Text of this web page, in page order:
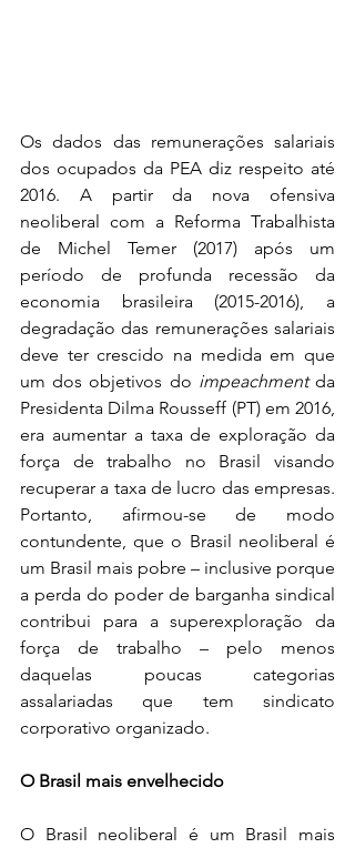
Os dados das remunerações salariais
dos ocupados da PEA diz respeito até
2016. A partir da nova ofensiva
neoliberal com a Reforma Trabalhista
de Michel Temer (2017) após um
período de profunda recessão da
economia brasileira (2015-2016), a
degradação das remunerações salariais
deve ter crescido na medida em que
um dos objetivos do impeachment da
Presidenta Dilma Rousseff (PT) em 2016,
era aumentar a taxa de exploração da
força de trabalho no Brasil visando
recuperar a taxa de lucro das empresas.
Portanto, afirmou-se de modo
contundente, que o Brasil neoliberal é
um Brasil mais pobre – inclusive porque
a perda do poder de barganha sindical
contribui para a superexploração da
força de trabalho – pelo menos
daquelas poucas categorias
assalariadas que tem sindicato
corporativo organizado.
O Brasil mais envelhecido
O Brasil neoliberal é um Brasil mais